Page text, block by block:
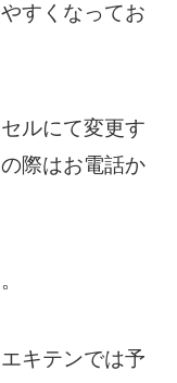
すくなってお
ルにて変更す
際はお電話か
キテンでは予